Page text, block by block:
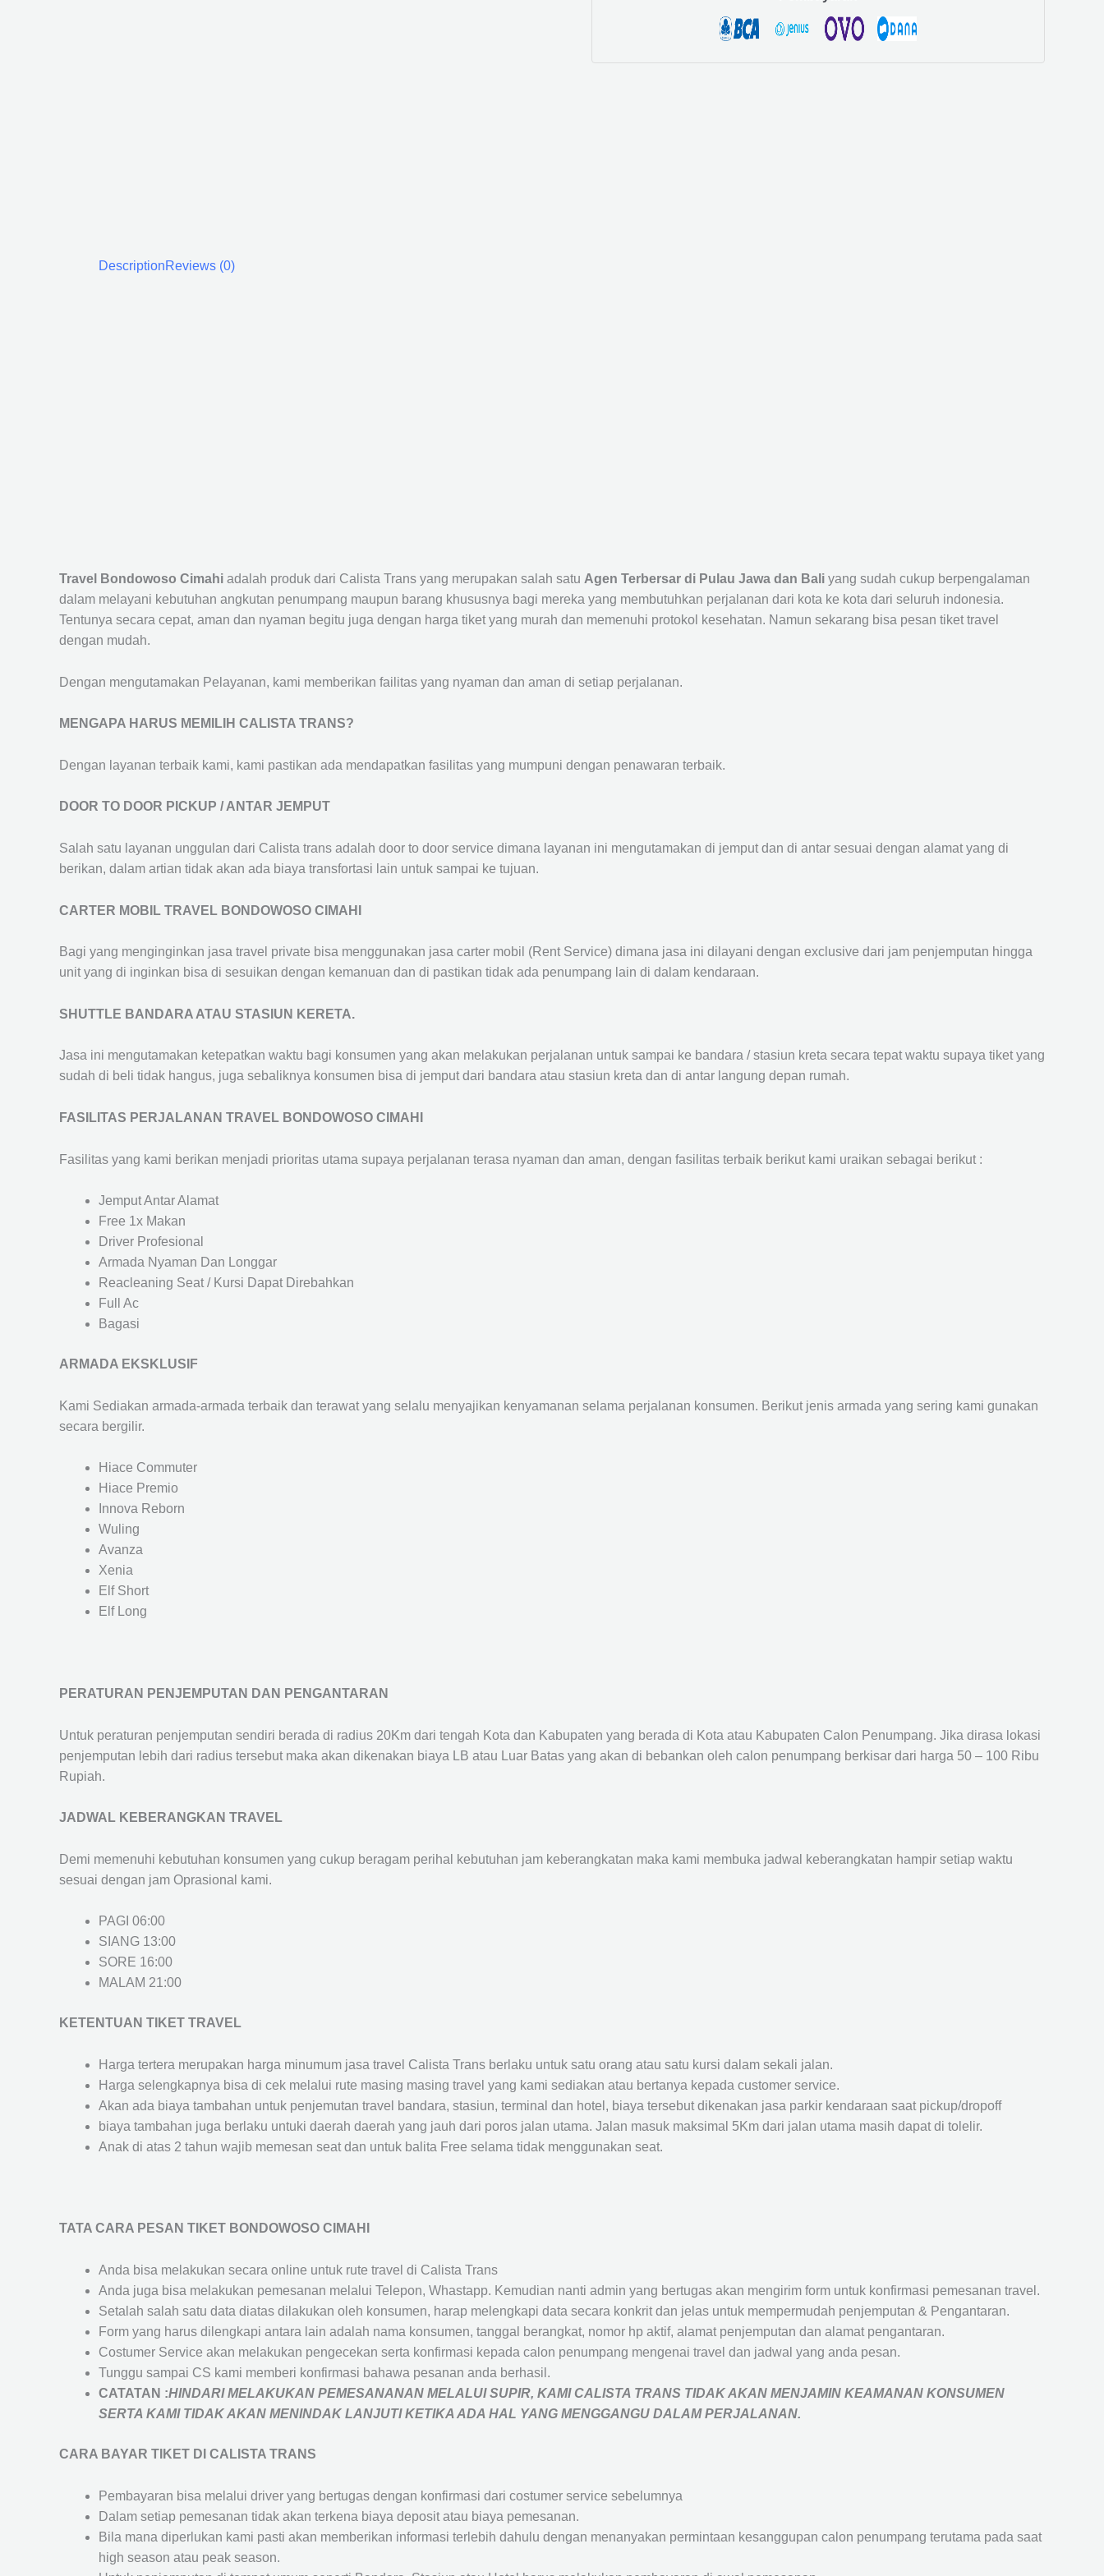
DescriptionReviews (0)
Travel Bondowoso Cimahi adalah produk dari Calista Trans yang merupakan salah satu Agen Terbersar di Pulau Jawa dan Bali yang sudah cukup berpengalaman
dalam melayani kebutuhan angkutan penumpang maupun barang khususnya bagi mereka yang membutuhkan perjalanan dari kota ke kota dari seluruh indonesia.
Tentunya secara cepat, aman dan nyaman begitu juga dengan harga tiket yang murah dan memenuhi protokol kesehatan. Namun sekarang bisa pesan tiket travel
dengan mudah.
Dengan mengutamakan Pelayanan, kami memberikan failitas yang nyaman dan aman di setiap perjalanan.
MENGAPA HARUS MEMILIH CALISTA TRANS?
Dengan layanan terbaik kami, kami pastikan ada mendapatkan fasilitas yang mumpuni dengan penawaran terbaik.
DOOR TO DOOR PICKUP / ANTAR JEMPUT
Salah satu layanan unggulan dari Calista trans adalah door to door service dimana layanan ini mengutamakan di jemput dan di antar sesuai dengan alamat yang di
berikan, dalam artian tidak akan ada biaya transfortasi lain untuk sampai ke tujuan.
CARTER MOBIL TRAVEL BONDOWOSO CIMAHI
Bagi yang menginginkan jasa travel private bisa menggunakan jasa carter mobil (Rent Service) dimana jasa ini dilayani dengan exclusive dari jam penjemputan hingga
unit yang di inginkan bisa di sesuikan dengan kemanuan dan di pastikan tidak ada penumpang lain di dalam kendaraan.
SHUTTLE BANDARA ATAU STASIUN KERETA.
Jasa ini mengutamakan ketepatkan waktu bagi konsumen yang akan melakukan perjalanan untuk sampai ke bandara / stasiun kreta secara tepat waktu supaya tiket yang
sudah di beli tidak hangus, juga sebaliknya konsumen bisa di jemput dari bandara atau stasiun kreta dan di antar langung depan rumah.
FASILITAS PERJALANAN TRAVEL BONDOWOSO CIMAHI
Fasilitas yang kami berikan menjadi prioritas utama supaya perjalanan terasa nyaman dan aman, dengan fasilitas terbaik berikut kami uraikan sebagai berikut :
Jemput Antar Alamat
Free 1x Makan
Driver Profesional
Armada Nyaman Dan Longgar
Reacleaning Seat / Kursi Dapat Direbahkan
Full Ac
Bagasi
ARMADA EKSKLUSIF
Kami Sediakan armada-armada terbaik dan terawat yang selalu menyajikan kenyamanan selama perjalanan konsumen. Berikut jenis armada yang sering kami gunakan
secara bergilir.
Hiace Commuter
Hiace Premio
Innova Reborn
Wuling
Avanza
Xenia
Elf Short
Elf Long
PERATURAN PENJEMPUTAN DAN PENGANTARAN
Untuk peraturan penjemputan sendiri berada di radius 20Km dari tengah Kota dan Kabupaten yang berada di Kota atau Kabupaten Calon Penumpang. Jika dirasa lokasi
penjemputan lebih dari radius tersebut maka akan dikenakan biaya LB atau Luar Batas yang akan di bebankan oleh calon penumpang berkisar dari harga 50 – 100 Ribu
Rupiah.
JADWAL KEBERANGKAN TRAVEL
Demi memenuhi kebutuhan konsumen yang cukup beragam perihal kebutuhan jam keberangkatan maka kami membuka jadwal keberangkatan hampir setiap waktu
sesuai dengan jam Oprasional kami.
PAGI 06:00
SIANG 13:00
SORE 16:00
MALAM 21:00
KETENTUAN TIKET TRAVEL
Harga tertera merupakan harga minumum jasa travel Calista Trans berlaku untuk satu orang atau satu kursi dalam sekali jalan.
Harga selengkapnya bisa di cek melalui rute masing masing travel yang kami sediakan atau bertanya kepada customer service.
Akan ada biaya tambahan untuk penjemutan travel bandara, stasiun, terminal dan hotel, biaya tersebut dikenakan jasa parkir kendaraan saat pickup/dropoff
biaya tambahan juga berlaku untuki daerah daerah yang jauh dari poros jalan utama. Jalan masuk maksimal 5Km dari jalan utama masih dapat di tolelir.
Anak di atas 2 tahun wajib memesan seat dan untuk balita Free selama tidak menggunakan seat.
TATA CARA PESAN TIKET BONDOWOSO CIMAHI
Anda bisa melakukan secara online untuk rute travel di Calista Trans
Anda juga bisa melakukan pemesanan melalui Telepon, Whastapp. Kemudian nanti admin yang bertugas akan mengirim form untuk konfirmasi pemesanan travel.
Setalah salah satu data diatas dilakukan oleh konsumen, harap melengkapi data secara konkrit dan jelas untuk mempermudah penjemputan & Pengantaran.
Form yang harus dilengkapi antara lain adalah nama konsumen, tanggal berangkat, nomor hp aktif, alamat penjemputan dan alamat pengantaran.
Costumer Service akan melakukan pengecekan serta konfirmasi kepada calon penumpang mengenai travel dan jadwal yang anda pesan.
Tunggu sampai CS kami memberi konfirmasi bahawa pesanan anda berhasil.
CATATAN :HINDARI MELAKUKAN PEMESANANAN MELALUI SUPIR, KAMI CALISTA TRANS TIDAK AKAN MENJAMIN KEAMANAN KONSUMEN
SERTA KAMI TIDAK AKAN MENINDAK LANJUTI KETIKA ADA HAL YANG MENGGANGU DALAM PERJALANAN.
CARA BAYAR TIKET DI CALISTA TRANS
Pembayaran bisa melalui driver yang bertugas dengan konfirmasi dari costumer service sebelumnya
Dalam setiap pemesanan tidak akan terkena biaya deposit atau biaya pemesanan.
Bila mana diperlukan kami pasti akan memberikan informasi terlebih dahulu dengan menanyakan permintaan kesanggupan calon penumpang terutama pada saat
high season atau peak season.